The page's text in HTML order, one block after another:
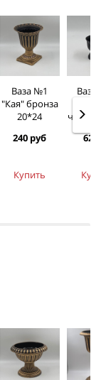
Ваза №1
"Кая" бронза
20*24
240 руб
Купить
62